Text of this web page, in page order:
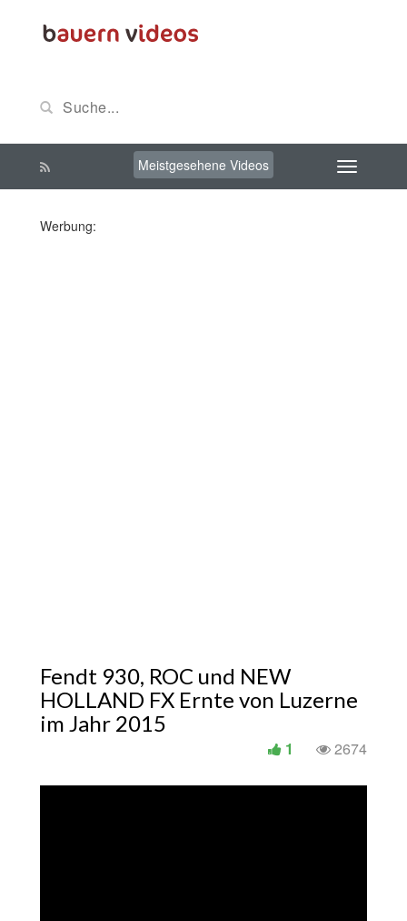
Meistgesehene Videos
Werbung:
Fendt 930, ROC und NEW
HOLLAND FX Ernte von Luzerne
im Jahr 2015
2674
1